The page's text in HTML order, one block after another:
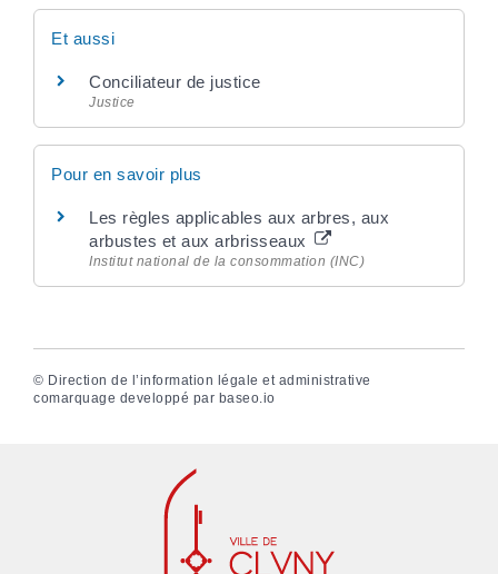
Et aussi
Conciliateur de justice
Justice
Pour en savoir plus
Les règles applicables aux arbres, aux
arbustes et aux arbrisseaux
Institut national de la consommation (INC)
© Direction de l’information légale et administrative
comarquage developpé par baseo.io